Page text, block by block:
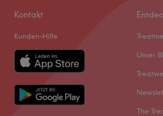
Kontakt
Kunden-Hilfe
Unser
The